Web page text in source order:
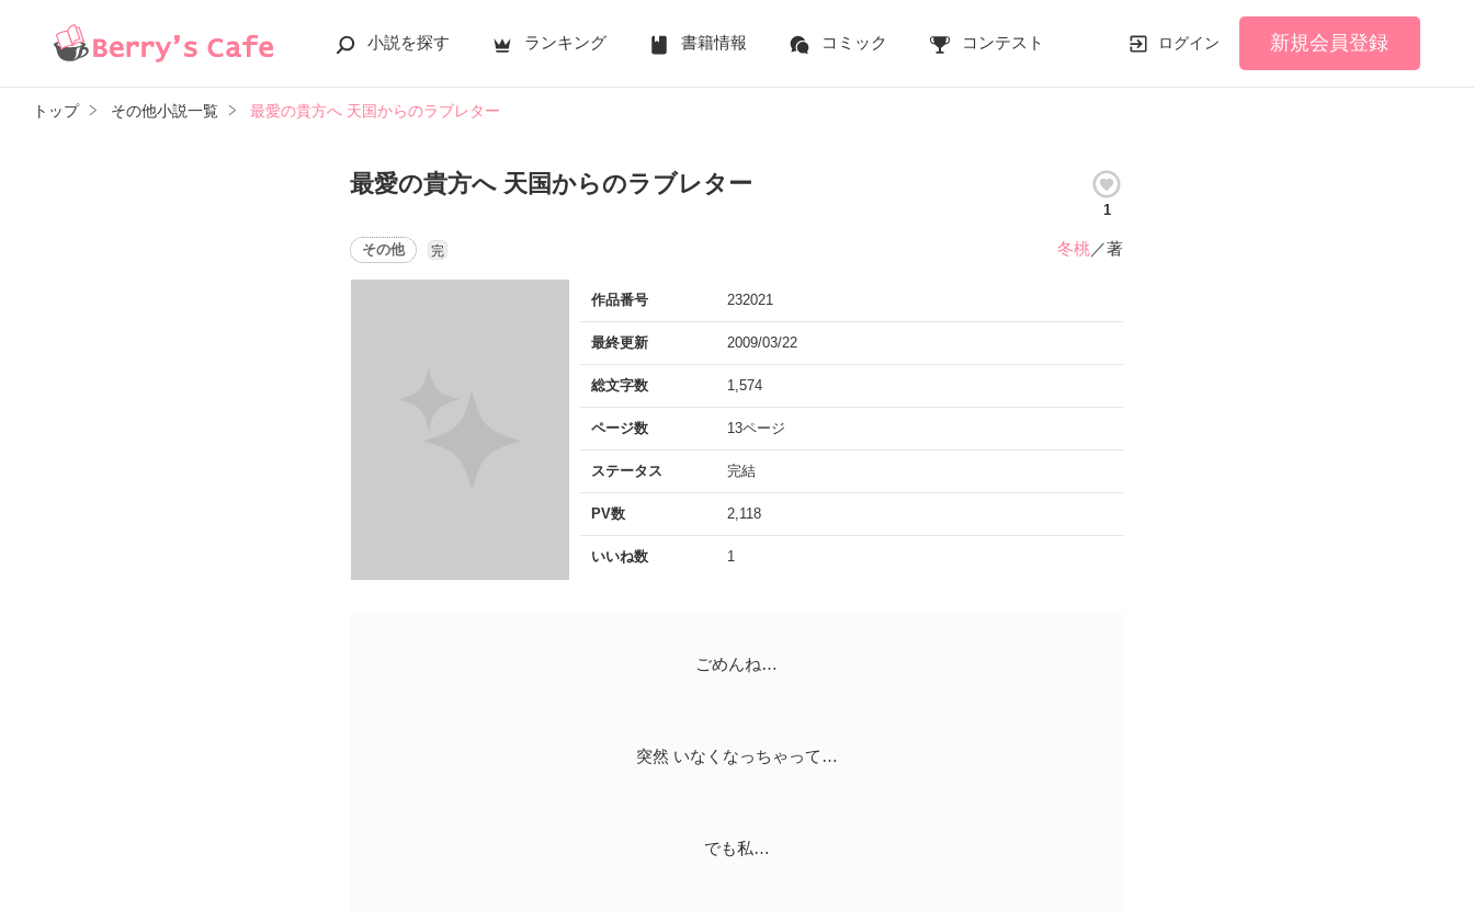
小説を探す ランキング 書籍情報 コミック コンテスト ログイン 新規会員登録
トップ その他小説一覧 最愛の貴方へ 天国からのラブレター
最愛の貴方へ 天国からのラブレター
1
その他 完 冬桃／著
作品番号 232021
最終更新 2009/03/22
総文字数 1,574
ページ数 13ページ
ステータス 完結
PV数 2,118
いいね数 1
ごめんね…
突然 いなくなっちゃって…
でも私…